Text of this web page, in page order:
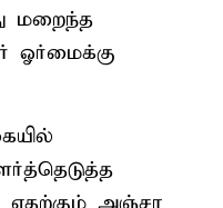
மறைந்த
ஓர்மைக்கு